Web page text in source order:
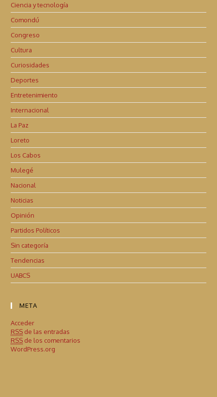
Ciencia y tecnología
Comondú
Congreso
Cultura
Curiosidades
Deportes
Entretenimiento
Internacional
La Paz
Loreto
Los Cabos
Mulegé
Nacional
Noticias
Opinión
Partidos Políticos
Sin categoría
Tendencias
UABCS
META
Acceder
RSS de las entradas
RSS de los comentarios
WordPress.org